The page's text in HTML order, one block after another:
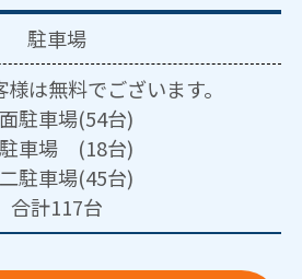
駐車場
は無料でございます。
駐車場(54台)
車場 (18台)
駐車場(45台)
合計117台